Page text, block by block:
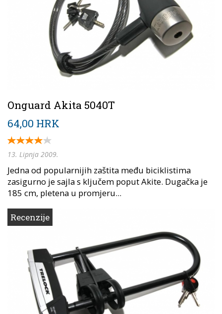
Onguard Akita 5040T
64,00 HRK
13. Lipnja 2009.
Jedna od popularnijih zaštita među biciklistima
zasigurno je sajla s ključem poput Akite. Dugačka je
185 cm, pletena u promjeru...
Recenzije